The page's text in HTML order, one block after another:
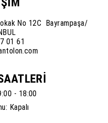
No 12C Bayrampaşa/
01 61
- 18:00
Kapalı